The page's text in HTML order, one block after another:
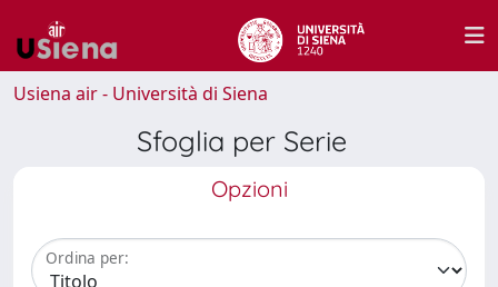
Usiena air - Università di Siena
Sfoglia per Serie
Opzioni
Ordina per: